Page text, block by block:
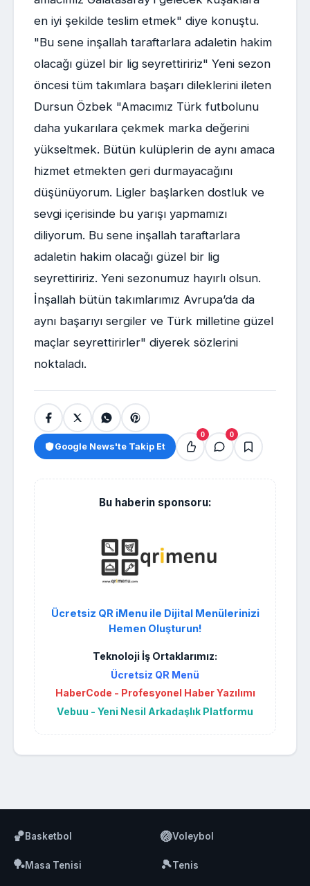
en iyi şekilde teslim etmek" diye konuştu.
"Bu sene inşallah taraftarlara adaletin hakim
olacağı güzel bir lig seyrettiririz" Yeni sezon
öncesi tüm takımlara başarı dileklerini ileten
Dursun Özbek "Amacımız Türk futbolunu
daha yukarılara çekmek marka değerini
yükseltmek. Bütün kulüplerin de aynı amaca
hizmet etmekten geri durmayacağını
düşünüyorum. Ligler başlarken dostluk ve
sevgi içerisinde bu yarışı yapmamızı
diliyorum. Bu sene inşallah taraftarlara
adaletin hakim olacağı güzel bir lig
seyrettiririz. Yeni sezonumuz hayırlı olsun.
İnşallah bütün takımlarımız Avrupa’da da
aynı başarıyı sergiler ve Türk milletine güzel
maçlar seyrettirirler" diyerek sözlerini
noktaladı.
Google News'te Takip Et
0 0
Bu haberin sponsoru:
Ücretsiz QR iMenu ile Dijital Menülerinizi
Hemen Oluşturun!
Teknoloji İş Ortaklarımız:
Ücretsiz QR Menü
HaberCode - Profesyonel Haber Yazılımı
Vebuu - Yeni Nesil Arkadaşlık Platformu
🏀Basketbol 🏐Voleybol
🏓Masa Tenisi 🎾Tenis